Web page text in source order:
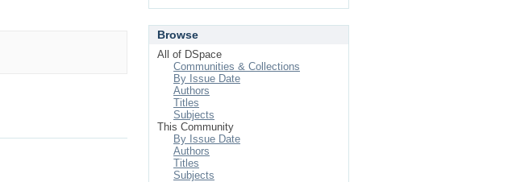
Browse
All of DSpace
Communities & Collections
By Issue Date
Authors
Titles
Subjects
This Community
By Issue Date
Authors
Titles
Subjects